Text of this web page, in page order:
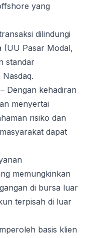
yang
dilindungi
(UU Pasar Modal,
standar
– Dengan kehadiran
menyertai
risiko dan
dapat
memungkinkan
di bursa luar
terpisah di luar
basis klien